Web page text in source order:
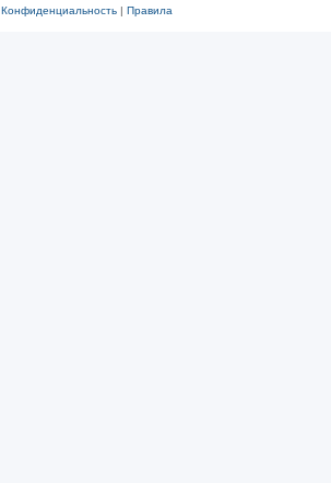
Конфиденциальность| Правила